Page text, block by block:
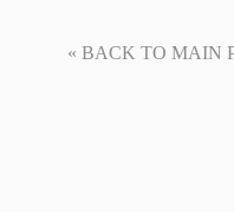
« BACK TO MAIN